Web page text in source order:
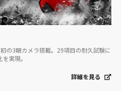
の3眼カメラ搭載。29項目の耐久試験に
実現。
詳細を見る